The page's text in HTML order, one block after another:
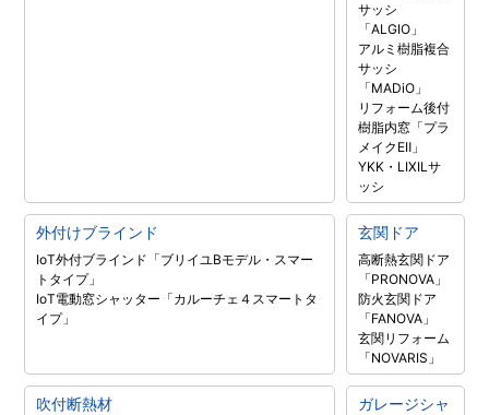
サッシ
「ALGIO」
アルミ樹脂複合
サッシ
「MADiO」
リフォーム後付
樹脂内窓「プラ
メイクEⅡ」
YKK・LIXILサ
ッシ
外付けブラインド
IoT外付ブラインド「ブリイユBモデル・スマー
トタイプ」
IoT電動窓シャッター「カルーチェ４スマートタ
イプ」
玄関ドア
高断熱玄関ドア
「PRONOVA」
防火玄関ドア
「FANOVA」
玄関リフォーム
「NOVARIS」
吹付断熱材
ガレージシャ